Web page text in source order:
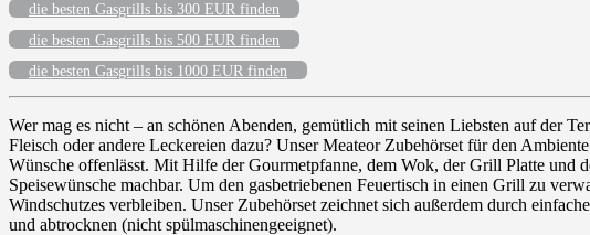
die besten Gasgrills bis 300 EUR finden
die besten Gasgrills bis 500 EUR finden
die besten Gasgrills bis 1000 EUR finden
Wer mag es nicht – an schönen Abenden, gemütlich mit seinen Liebsten auf der
Fleisch oder andere Leckereien dazu? Unser Meateor Zubehörset für den
Wünsche offenlässt. Mit Hilfe der Gourmetpfanne, dem Wok, der Grill Platte und
Speisewünsche machbar. Um den gasbetriebenen Feuertisch in einen Grill zu
Windschutzes verbleiben. Unser Zubehörset zeichnet sich außerdem durch
und abtrocknen (nicht spülmaschinengeeignet).